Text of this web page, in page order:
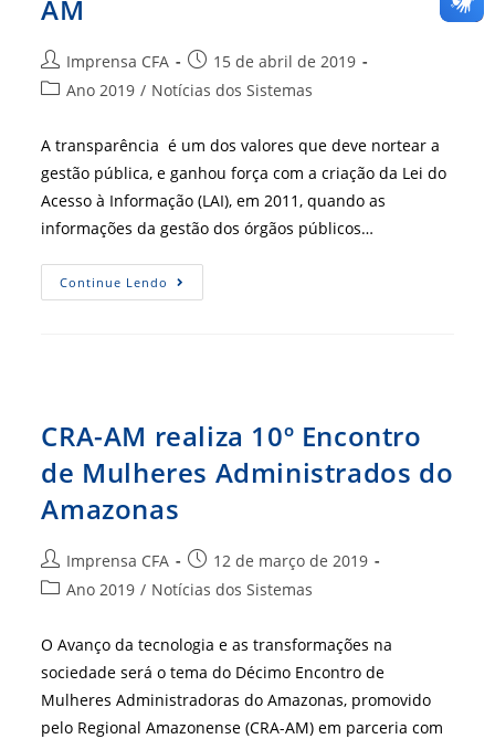
AM
Autor
do
Imprensa CFA
Post
publicado:
15 de abril de 2019
Categoria
post:
Ano 2019 / Notícias dos Sistemas
A transparência é um dos valores que deve nortear a
gestão pública, e ganhou força com a criação da Lei do
Acesso à Informação (LAI), em 2011, quando as
informações da gestão dos órgãos públicos…
Continue Lendo Transparência
Na
CRA-AM realiza 10º Encontro
de Mulheres Administrados do
Amazonas
Autor
do
Imprensa CFA
Post
publicado:
12 de março de 2019
Categoria
post:
Ano 2019 / Notícias dos Sistemas
O Avanço da tecnologia e as transformações na
sociedade será o tema do Décimo Encontro de
Mulheres Administradoras do Amazonas, promovido
pelo Regional Amazonense (CRA-AM) em parceria com